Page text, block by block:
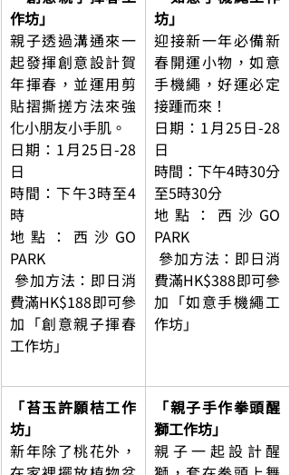
作坊」
親子透過溝通來一
起發揮創意設計賀
年揮春，並運用剪
貼摺撕搓方法來強
化小朋友小手肌。
日期：1月25日-28
日
時間：下午3時至4
時
地點：西沙GO
PARK
參加方法：即日消
費滿HK$188即可參
加「創意親子揮春
工作坊」
坊」
迎接新一年必備新
春開運小物，如意
手機繩，好運必定
接踵而來！
日期：1月25日-28
日
時間：下午4時30分
至5時30分
地點：西沙GO
PARK
參加方法：即日消
費滿HK$388即可參
加「如意手機繩工
作坊」
「苔玉許願桔工作
坊」
新年除了桃花外，
「親子手作拳頭醒
獅工作坊」
親子一起設計醒